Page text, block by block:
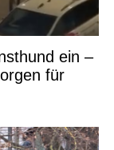
ein –
für